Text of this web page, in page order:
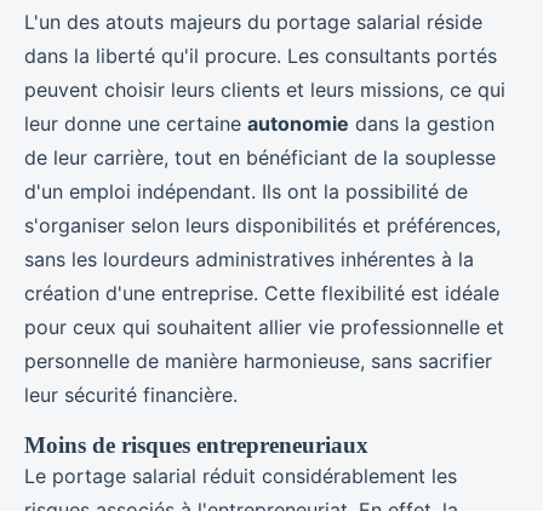
L'un des atouts majeurs du portage salarial réside
dans la liberté qu'il procure. Les consultants portés
peuvent choisir leurs clients et leurs missions, ce qui
leur donne une certaine autonomie dans la gestion
de leur carrière, tout en bénéficiant de la souplesse
d'un emploi indépendant. Ils ont la possibilité de
s'organiser selon leurs disponibilités et préférences,
sans les lourdeurs administratives inhérentes à la
création d'une entreprise. Cette flexibilité est idéale
pour ceux qui souhaitent allier vie professionnelle et
personnelle de manière harmonieuse, sans sacrifier
leur sécurité financière.
Moins de risques entrepreneuriaux
Le portage salarial réduit considérablement les